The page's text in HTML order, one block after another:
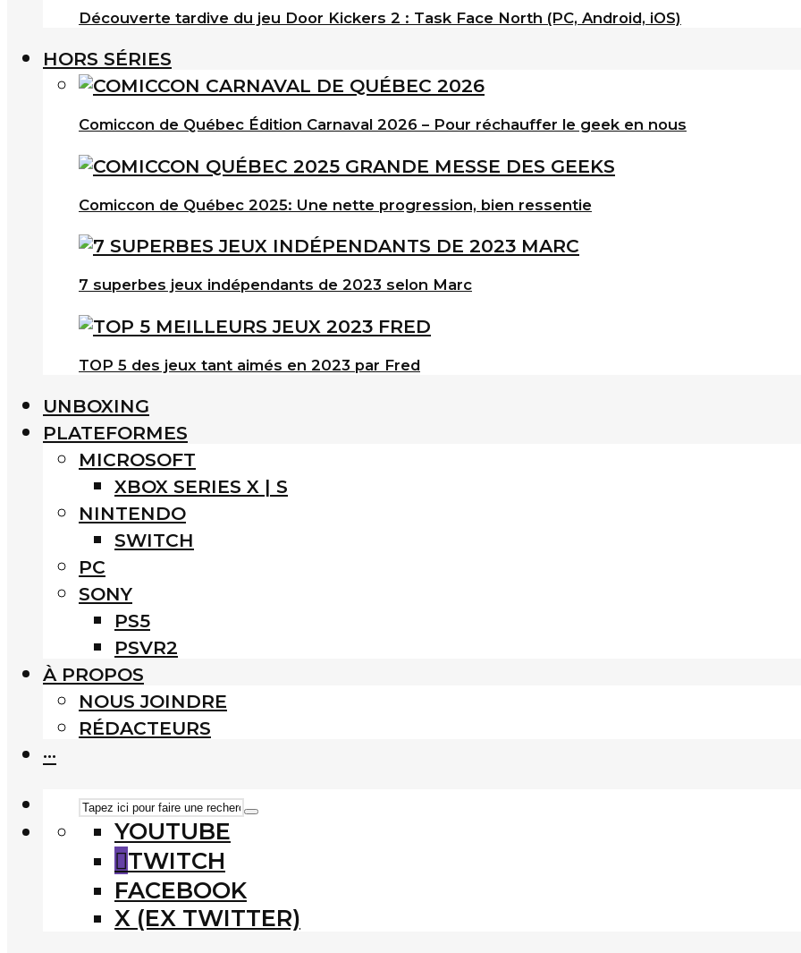
Découverte tardive du jeu Door Kickers 2 : Task Face North (PC, Android, iOS)
HORS SÉRIES
Comiccon de Québec Édition Carnaval 2026 – Pour réchauffer le geek en nous
Comiccon de Québec 2025: Une nette progression, bien ressentie
7 superbes jeux indépendants de 2023 selon Marc
TOP 5 des jeux tant aimés en 2023 par Fred
UNBOXING
PLATEFORMES
MICROSOFT
XBOX SERIES X | S
NINTENDO
SWITCH
PC
SONY
PS5
PSVR2
À PROPOS
NOUS JOINDRE
RÉDACTEURS
···
YOUTUBE
TWITCH
FACEBOOK
X (EX TWITTER)